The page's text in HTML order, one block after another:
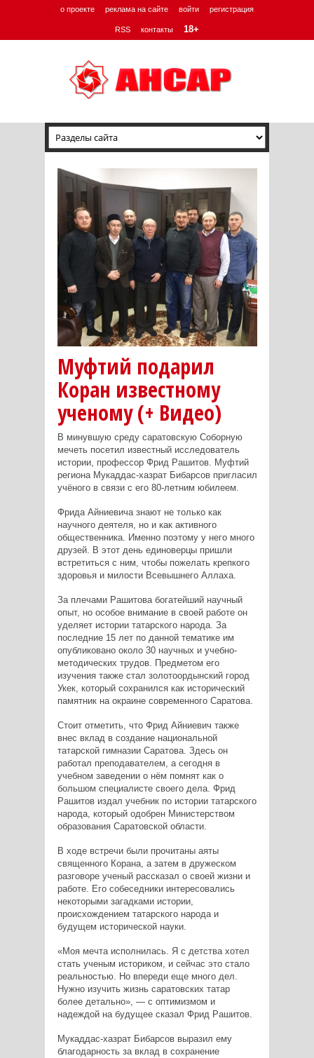
о проекте реклама на сайте войти регистрация
RSS контакты 18+
Муфтий подарил
Коран известному
ученому (+ Видео)
В минувшую среду cаратовскую Соборную
мечеть посетил известный исследователь
истории, профессор Фрид Рашитов. Муфтий
региона Мукаддас-хазрат Бибарсов пригласил
учёного в связи с его 80-летним юбилеем.
Фрида Айниевича знают не только как
научного деятеля, но и как активного
общественника. Именно поэтому у него много
друзей. В этот день единоверцы пришли
встретиться с ним, чтобы пожелать крепкого
здоровья и милости Всевышнего Аллаха.
За плечами Рашитова богатейший научный
опыт, но особое внимание в своей работе он
уделяет истории татарского народа. За
последние 15 лет по данной тематике им
опубликовано около 30 научных и учебно-
методических трудов. Предметом его
изучения также стал золотоордынский город
Укек, который сохранился как исторический
памятник на окраине современного Саратова.
Стоит отметить, что Фрид Айниевич также
внес вклад в создание национальной
татарской гимназии Саратова. Здесь он
работал преподавателем, а сегодня в
учебном заведении о нём помнят как о
большом специалисте своего дела. Фрид
Рашитов издал учебник по истории татарского
народа, который одобрен Министерством
образования Саратовской области.
В ходе встречи были прочитаны аяты
священного Корана, а затем в дружеском
разговоре ученый рассказал о своей жизни и
работе. Его собеседники интересовались
некоторыми загадками истории,
происхождением татарского народа и
будущем исторической науки.
«Моя мечта исполнилась. Я с детства хотел
стать ученым историком, и сейчас это стало
реальностью. Но впереди еще много дел.
Нужно изучить жизнь саратовских татар
более детально», — с оптимизмом и
надеждой на будущее сказал Фрид Рашитов.
Мукаддас-хазрат Бибарсов выразил ему
благодарность за вклад в сохранение